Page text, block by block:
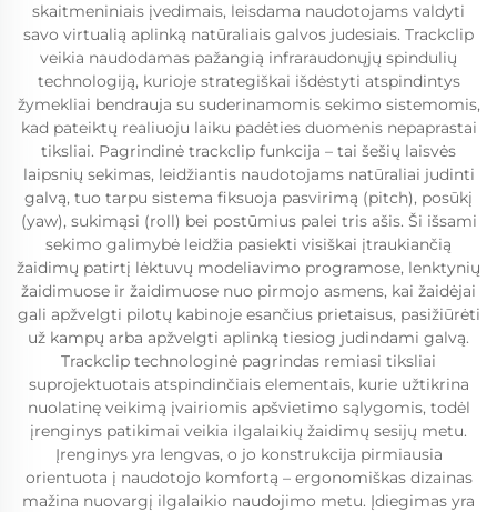
skaitmeniniais įvedimais, leisdama naudotojams valdyti
savo virtualią aplinką natūraliais galvos judesiais. Trackclip
veikia naudodamas pažangią infraraudonųjų spindulių
technologiją, kurioje strategiškai išdėstyti atspindintys
žymekliai bendrauja su suderinamomis sekimo sistemomis,
kad pateiktų realiuoju laiku padėties duomenis nepaprastai
tiksliai. Pagrindinė trackclip funkcija – tai šešių laisvės
laipsnių sekimas, leidžiantis naudotojams natūraliai judinti
galvą, tuo tarpu sistema fiksuoja pasvirimą (pitch), posūkį
(yaw), sukimąsi (roll) bei postūmius palei tris ašis. Ši išsami
sekimo galimybė leidžia pasiekti visiškai įtraukiančią
žaidimų patirtį lėktuvų modeliavimo programose, lenktynių
žaidimuose ir žaidimuose nuo pirmojo asmens, kai žaidėjai
gali apžvelgti pilotų kabinoje esančius prietaisus, pasižiūrėti
už kampų arba apžvelgti aplinką tiesiog judindami galvą.
Trackclip technologinė pagrindas remiasi tiksliai
suprojektuotais atspindinčiais elementais, kurie užtikrina
nuolatinę veikimą įvairiomis apšvietimo sąlygomis, todėl
įrenginys patikimai veikia ilgalaikių žaidimų sesijų metu.
Įrenginys yra lengvas, o jo konstrukcija pirmiausia
orientuota į naudotojo komfortą – ergonomiškas dizainas
mažina nuovargį ilgalaikio naudojimo metu. Įdiegimas yra